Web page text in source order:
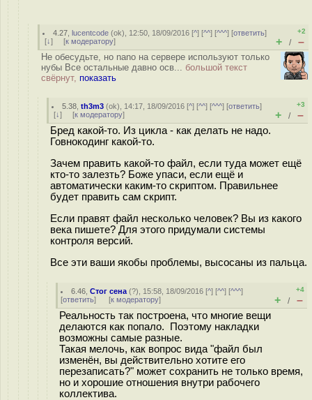
4.27 ,lucentcode (ok), 12:50, 18/09/2016 [^] [^^] [^^^] [ответить]
[↓] [к модератору]
+2
+ / –
Не обесудьте, но nano на сервере используют только
нубы Все остальные давно осв... большой текст
свёрнут, показать
5.38 ,th3m3 (ok), 14:17, 18/09/2016 [^] [^^] [^^^] [ответить]
[↓] [к модератору]
+3
+ / –
Бред какой-то. Из цикла - как делать не надо.
Говнокодинг какой-то.
Зачем править какой-то файл, если туда может ещё
кто-то залезть? Боже упаси, если ещё и
автоматически каким-то скриптом. Правильнее
будет править сам скрипт.
Если правят файл несколько человек? Вы из какого
века пишете? Для этого придумали системы
контроля версий.
Все эти ваши якобы проблемы, высосаны из пальца.
6.46 ,Стог сена (?), 15:58, 18/09/2016 [^] [^^] [^^^]
[ответить] [к модератору]
+4
+ / –
Реальность так построена, что многие вещи
делаются как попало. Поэтому накладки
возможны самые разные.
Такая мелочь, как вопрос вида "файл был
изменён, вы действительно хотите его
перезаписать?" может сохранить не только время,
но и хорошие отношения внутри рабочего
коллектива.